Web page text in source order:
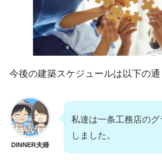
今後の建築スケジュールは以下の通
DINNER夫婦
私達は一条工務店の
しました。